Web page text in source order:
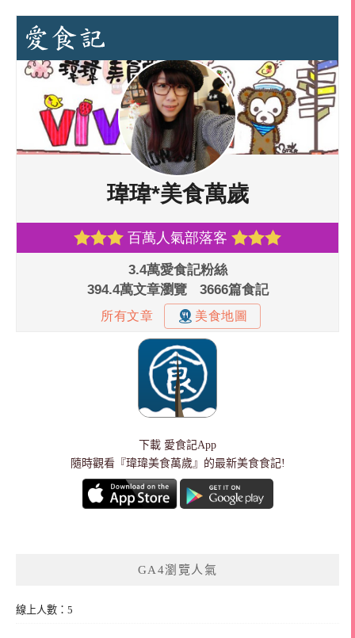
下載 愛食記App
隨時觀看『瑋瑋美食萬歲』的最新美食食記!
GA4瀏覽人氣
線上人數：5